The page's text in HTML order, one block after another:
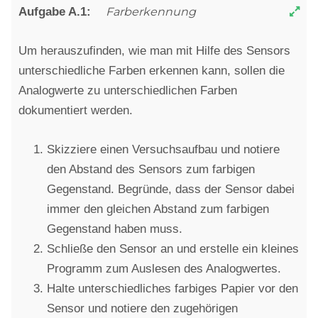
Farberkennung
Um herauszufinden, wie man mit Hilfe des Sensors
unterschiedliche Farben erkennen kann, sollen die
Analogwerte zu unterschiedlichen Farben
dokumentiert werden.
Skizziere einen Versuchsaufbau und notiere
den Abstand des Sensors zum farbigen
Gegenstand. Begründe, dass der Sensor dabei
immer den gleichen Abstand zum farbigen
Gegenstand haben muss.
Schließe den Sensor an und erstelle ein kleines
Programm zum Auslesen des Analogwertes.
Halte unterschiedliches farbiges Papier vor den
Sensor und notiere den zugehörigen